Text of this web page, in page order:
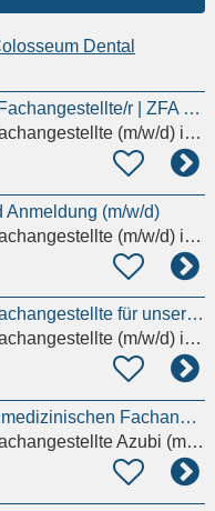
Dental
Zahnmedizinische/r Fachangestellte/r | ZFA (m/w/d)
(m/w/d)in Augsburg, Oberhausen
Anmeldung (m/w/d)
(m/w/d)in Ludwigsburg, Eglosheim
Zahnmedizinische Fachangestellte für unsere große Zahnarztpraxis (m/w/d)
(m/w/d)in Offenbach am Main
Ausbildung zur Zahnmedizinischen Fachangestellten (m/w/d) 2027
Zahnmedizinische Fachangestellte Azubi (m/w/d)